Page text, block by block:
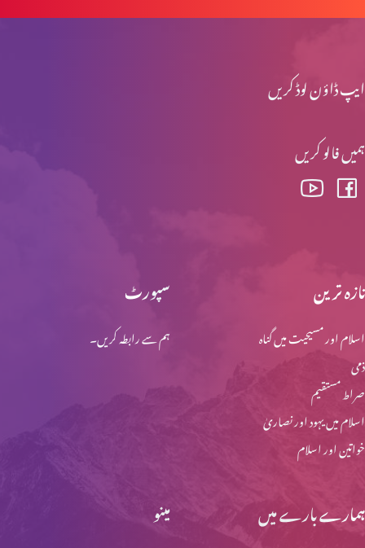
نوح کے ایام اور آج کے ایام میں مماثلت (حصہ 2)
نوح کے ایام اور آج کے ایام میں مماثلت (حصہ 1)
ابنِ آدم کے دنو ں میں کیا ہوگا؟
نفالیم کے بارے میں وضاحت
ایپ ڈاؤن لوڈ کریں
ہمیں فالو کریں
سپورٹ
ہم سے رابطہ کریں۔
تازہ ترین
اسلام اور مسیحیت میں گناہ
ذمی
صراط مستقیم
اسلام میں یہود اور نصاریٰ
خواتین اور اسلام
مینو ہمارے بارے میں